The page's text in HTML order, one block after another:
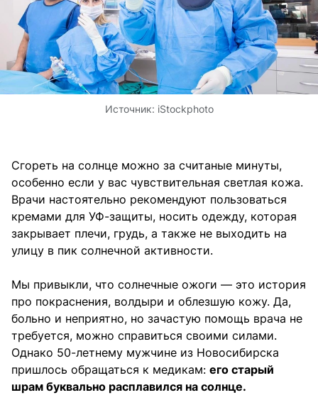
Источник: iStockphoto
Сгореть на солнце можно за считаные минуты,
особенно если у вас чувствительная светлая кожа.
Врачи настоятельно рекомендуют пользоваться
кремами для УФ-защиты, носить одежду, которая
закрывает плечи, грудь, а также не выходить на
улицу в пик солнечной активности.
Мы привыкли, что солнечные ожоги — это история
про покраснения, волдыри и облезшую кожу. Да,
больно и неприятно, но зачастую помощь врача не
требуется, можно справиться своими силами.
Однако 50-летнему мужчине из Новосибирска
пришлось обращаться к медикам: его старый
шрам буквально расплавился на солнце.